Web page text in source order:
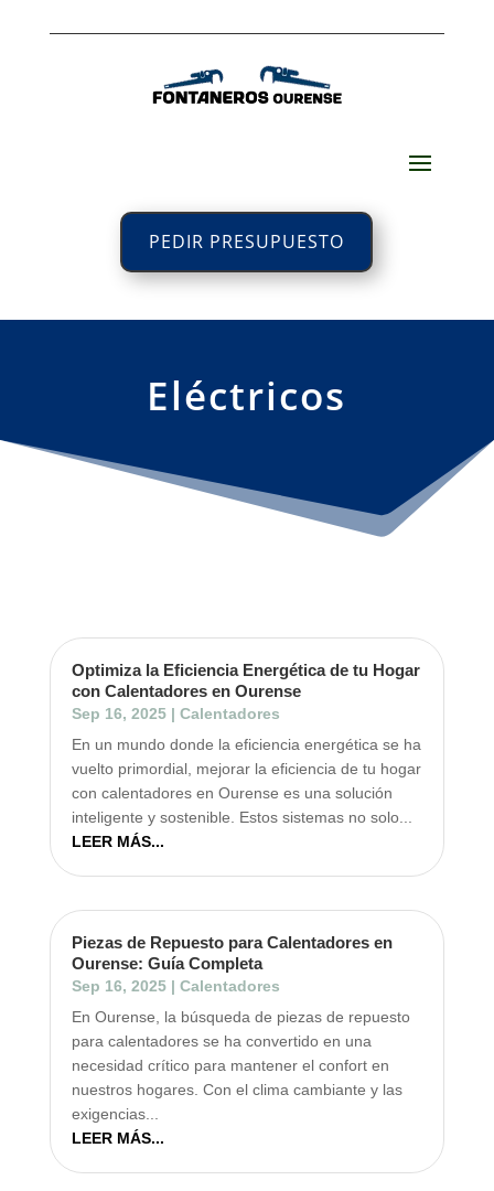
PEDIR PRESUPUESTO
Eléctricos
Optimiza la Eficiencia Energética de tu Hogar
con Calentadores en Ourense
Sep 16, 2025| Calentadores
En un mundo donde la eficiencia energética se ha
vuelto primordial, mejorar la eficiencia de tu hogar
con calentadores en Ourense es una solución
inteligente y sostenible. Estos sistemas no solo...
LEER MÁS...
Piezas de Repuesto para Calentadores en
Ourense: Guía Completa
Sep 16, 2025| Calentadores
En Ourense, la búsqueda de piezas de repuesto
para calentadores se ha convertido en una
necesidad crítico para mantener el confort en
nuestros hogares. Con el clima cambiante y las
exigencias...
LEER MÁS...